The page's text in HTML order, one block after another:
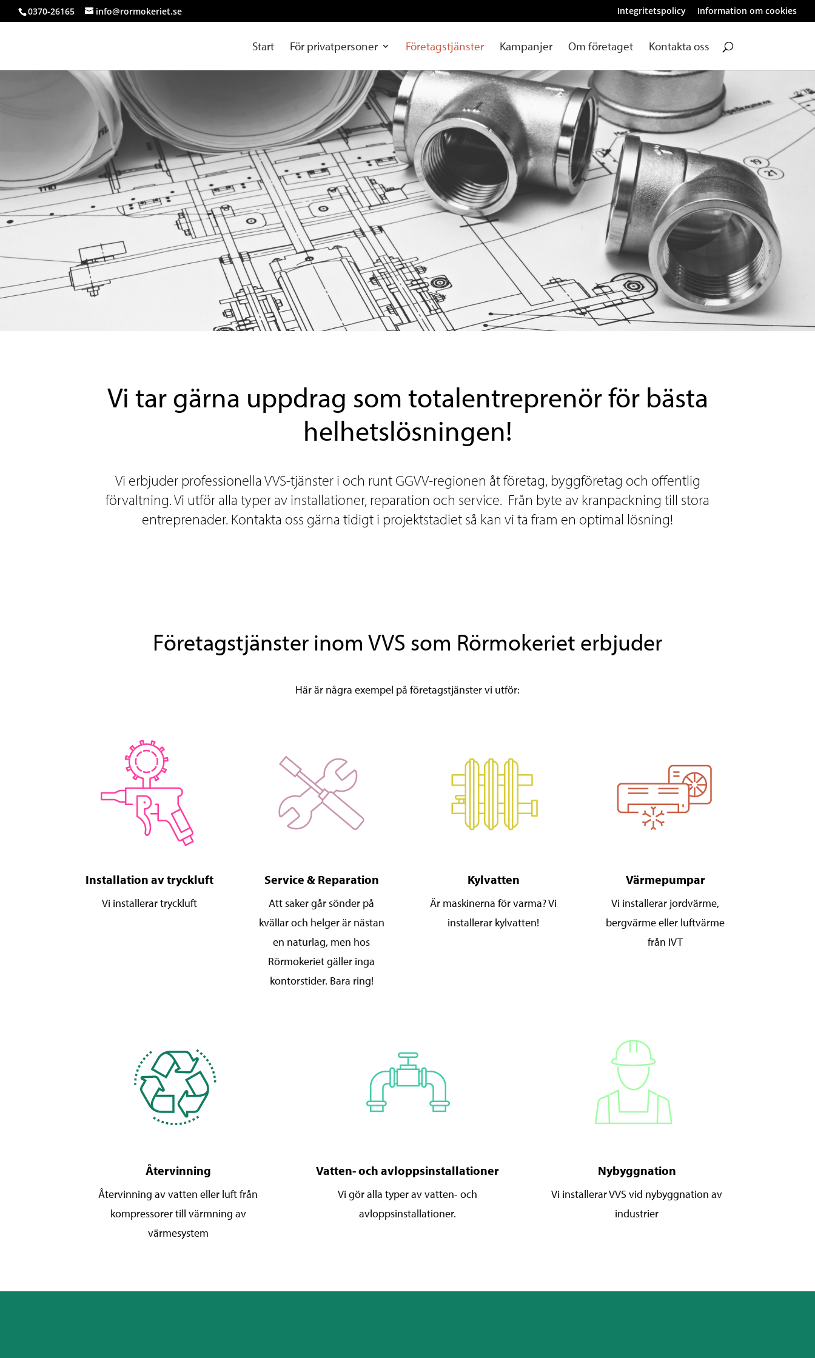
0370-26165 info@rormokeriet.se Integritetspolicy Information om cookies
Start För privatpersoner Företagstjänster Kampanjer Om företaget Kontakta oss
Vi tar gärna uppdrag som totalentreprenör för bästa
helhetslösningen!
Vi erbjuder professionella VVS-tjänster i och runt GGVV-regionen åt företag, byggföretag och offentlig
förvaltning. Vi utför alla typer av installationer, reparation och service. Från byte av kranpackning till stora
entreprenader. Kontakta oss gärna tidigt i projektstadiet så kan vi ta fram en optimal lösning!
Företagstjänster inom VVS som Rörmokeriet erbjuder
Här är några exempel på företagstjänster vi utför:
Installation av tryckluft
Vi installerar tryckluft
Service & Reparation
Att saker går sönder på
kvällar och helger är nästan
en naturlag, men hos
Rörmokeriet gäller inga
kontorstider. Bara ring!
Kylvatten
Är maskinerna för varma? Vi
installerar kylvatten!
Värmepumpar
Vi installerar jordvärme,
bergvärme eller luftvärme
från IVT
Återvinning
Återvinning av vatten eller luft från
kompressorer till värmning av
värmesystem
Vatten- och avloppsinstallationer
Vi gör alla typer av vatten- och
avloppsinstallationer.
Nybyggnation
Vi installerar VVS vid nybyggnation av
industrier